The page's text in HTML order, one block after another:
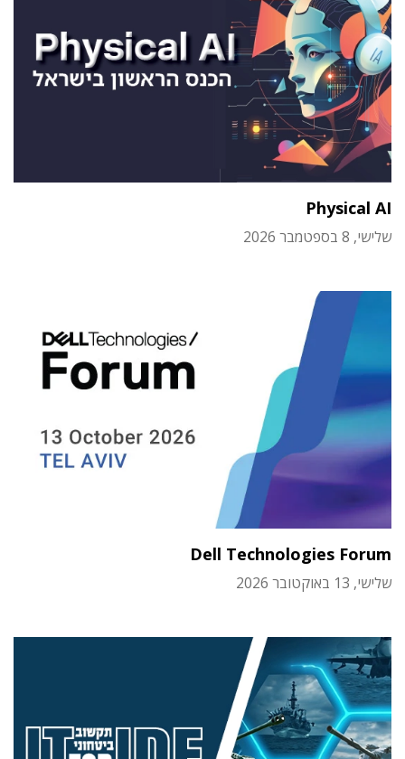
Physical AI
שלישי, 8 בספטמבר 2026
Dell Technologies Forum
שלישי, 13 באוקטובר 2026